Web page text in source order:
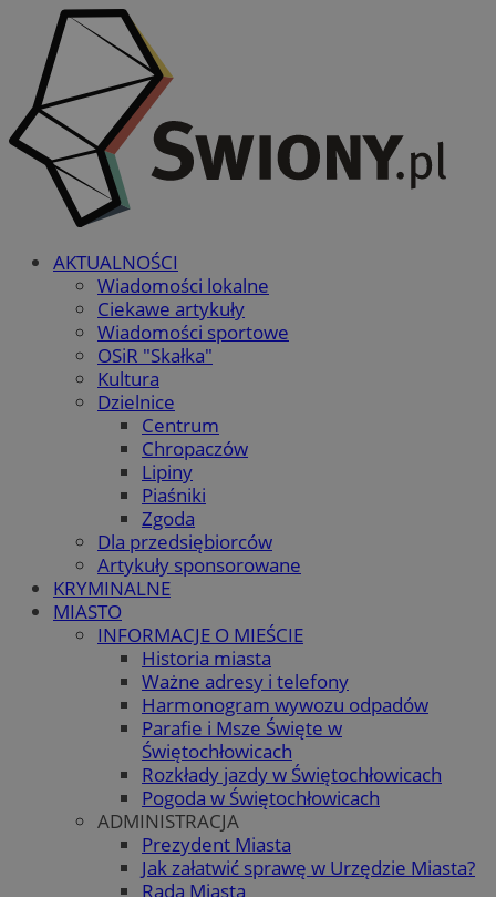
AKTUALNOŚCI
Wiadomości lokalne
Ciekawe artykuły
Wiadomości sportowe
OSiR "Skałka"
Kultura
Dzielnice
Centrum
Chropaczów
Lipiny
Piaśniki
Zgoda
Dla przedsiębiorców
Artykuły sponsorowane
KRYMINALNE
MIASTO
INFORMACJE O MIEŚCIE
Historia miasta
Ważne adresy i telefony
Harmonogram wywozu odpadów
Parafie i Msze Święte w
Świętochłowicach
Rozkłady jazdy w Świętochłowicach
Pogoda w Świętochłowicach
ADMINISTRACJA
Prezydent Miasta
Jak załatwić sprawę w Urzędzie Miasta?
Rada Miasta